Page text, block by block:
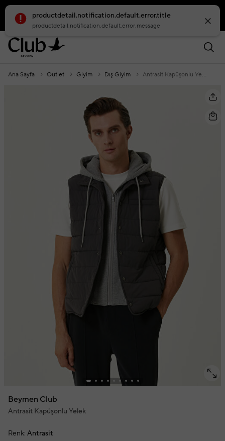
smartbanner.popup.text smartbanner.popup.buttontext
productdetail.notification.default.error.title
productdetail.notification.default.error.message
Ana Sayfa Outlet Giyim Dış Giyim Antrasit Kapüşonlu Yelek
Beymen Club
Antrasit Kapüşonlu Yelek
Renk: Antrasit